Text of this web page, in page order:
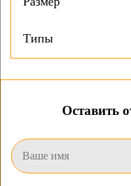
Типы
Оставить